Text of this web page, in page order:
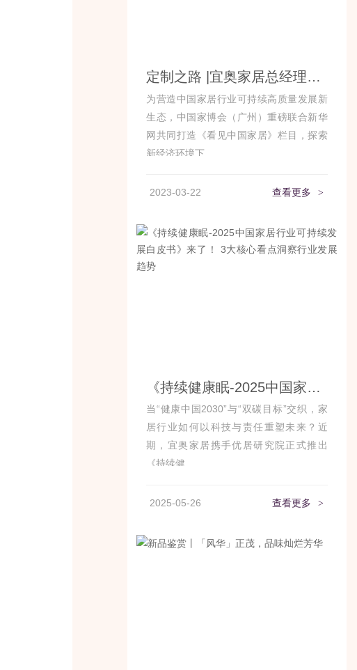
定制之路 |宜奥家居总经理何震鸿先生接受新华网《看见中国家具》专访
为营造中国家居行业可持续高质量发展新
生态，中国家博会（广州）重磅联合新华
网共同打造《看见中国家居》栏目，探索
新经济环境下...
2023-03-22 查看更多 >
《持续健康眠-2025中国家居行业可持续发展白皮书》来了！ 3大核心看点洞察行业发展趋势
当“健康中国2030”与“双碳目标”交织，家
居行业如何以科技与责任重塑未来？近
期，宜奥家居携手优居研究院正式推出
《持续健...
2025-05-26 查看更多 >